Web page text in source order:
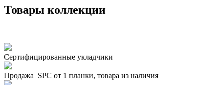
Товары коллекции
Сертифицированные укладчики
Продажа SPC от 1 планки, товара из наличия